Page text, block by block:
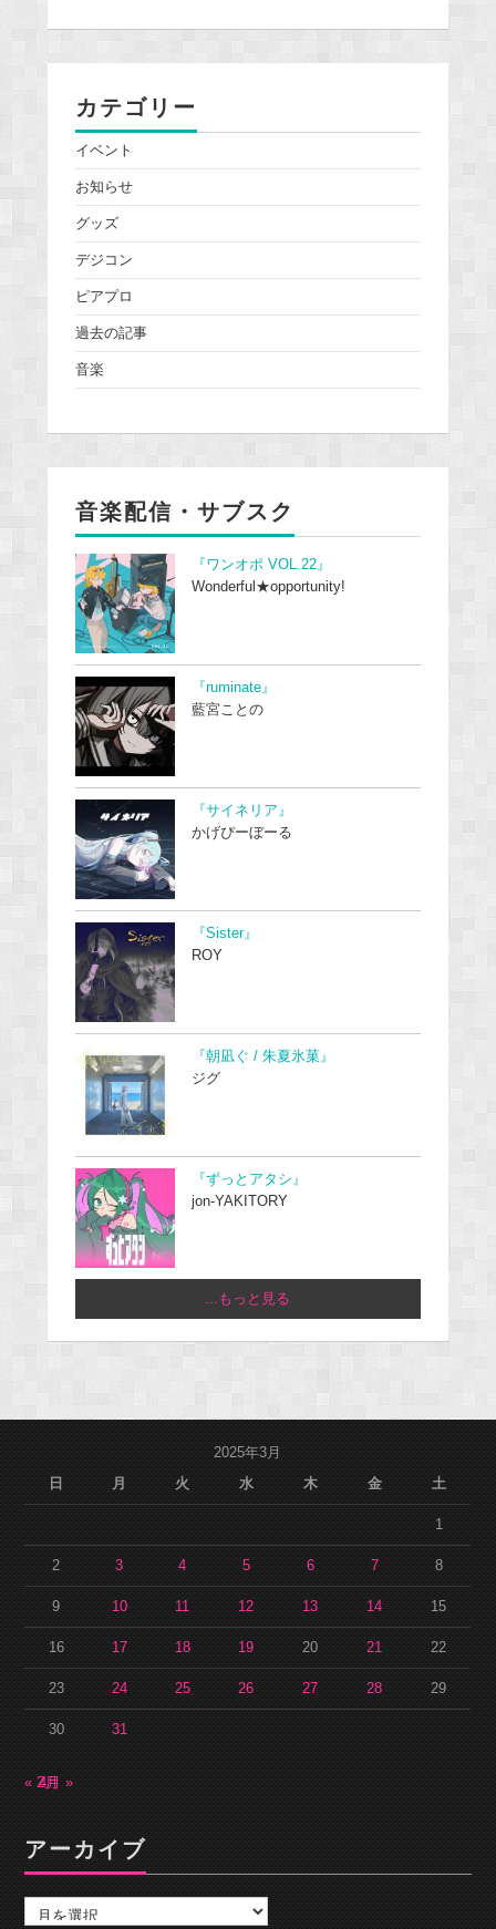
カテゴリー
イベント
お知らせ
グッズ
デジコン
ピアプロ
過去の記事
音楽
音楽配信・サブスク
『ワンオポ VOL.22』
Wonderful★opportunity!
『ruminate』
藍宮ことの
『サイネリア』
かげぴーぼーる
『Sister』
ROY
『朝凪ぐ / 朱夏氷菓』
ジグ
『ずっとアタシ』
jon-YAKITORY
...もっと見る
2025年3月
日
月 火 水 木 金 土
1
2 3 4 5 6 7 8
9 10 11 12 13 14 15
16 17 18 19 20 21 22
23 24 25 26 27 28 29
30 31
« 2月4月 »
アーカイブ